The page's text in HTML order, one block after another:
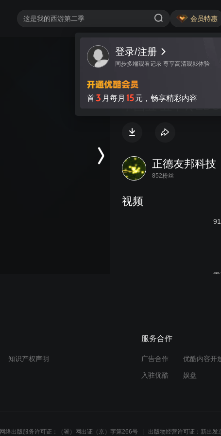
会员特惠
登录/注册
同步多端观看记录 尊享高清观影体验
首3 月每月 15元，畅享精彩内容
视频 讨论
博世6.5尿素泵喷射
卡国五 五十铃
正德友邦科技
852粉丝
视频
知识产权声明
服务合作
广告合作 优酷内容开
入驻优酷 娱盘
网络出版服务许可证：（署）网出证（京）字第266号 出版物经营许可证：新出